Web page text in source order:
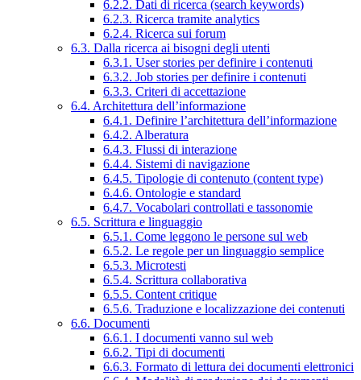
6.2.2. Dati di ricerca (search keywords)
6.2.3. Ricerca tramite analytics
6.2.4. Ricerca sui forum
6.3. Dalla ricerca ai bisogni degli utenti
6.3.1. User stories per definire i contenuti
6.3.2. Job stories per definire i contenuti
6.3.3. Criteri di accettazione
6.4. Architettura dell’informazione
6.4.1. Definire l’architettura dell’informazione
6.4.2. Alberatura
6.4.3. Flussi di interazione
6.4.4. Sistemi di navigazione
6.4.5. Tipologie di contenuto (content type)
6.4.6. Ontologie e standard
6.4.7. Vocabolari controllati e tassonomie
6.5. Scrittura e linguaggio
6.5.1. Come leggono le persone sul web
6.5.2. Le regole per un linguaggio semplice
6.5.3. Microtesti
6.5.4. Scrittura collaborativa
6.5.5. Content critique
6.5.6. Traduzione e localizzazione dei contenuti
6.6. Documenti
6.6.1. I documenti vanno sul web
6.6.2. Tipi di documenti
6.6.3. Formato di lettura dei documenti elettronici